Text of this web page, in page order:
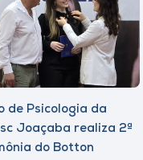
de Psicologia da
Joaçaba realiza 2ª
do Botton